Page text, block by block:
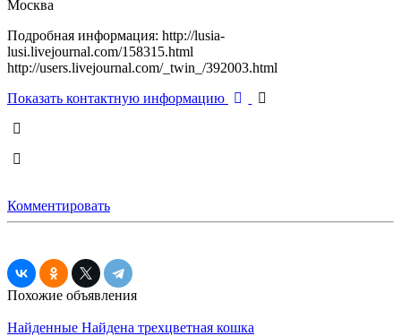
Москва
Подробная информация: http://lusia-
lusi.livejournal.com/158315.html
http://users.livejournal.com/_twin_/392003.html
Показать контактную информацию
Комментировать
Похожие объявления
Найденные Найдена трехцветная кошка